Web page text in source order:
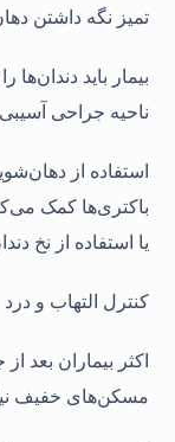
تمیز نگه داشتن
بیمار باید دندان‌ها
ناحیه جراحی
استفاده از
باکتری‌ها کمک
یا استفاده از نخ
کنترل التهاب و درد
اکثر بیماران بعد
مسکن‌های خفیف